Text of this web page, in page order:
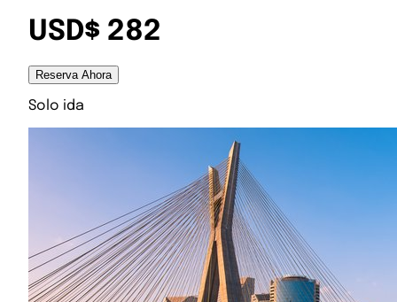
USD$ 282
Reserva Ahora
Solo ida